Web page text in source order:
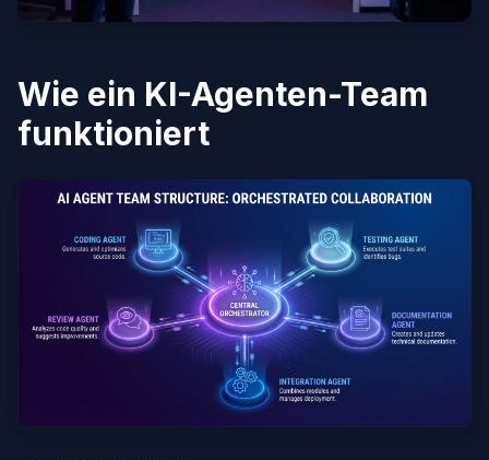
Wie ein KI-Agenten-Team
funktioniert